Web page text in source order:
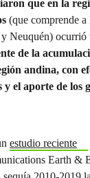
que en la
(que comprende
Neuquén) ocurrió
de la
andina, con
y el aporte de los
estudio reciente
Earth &